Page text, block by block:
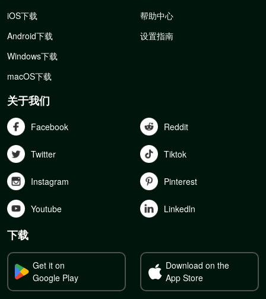
iOS下载
Android下载
Windows下载
macOS下载
帮助中心
设置指南
关于我们
Facebook Reddit
Twitter Tiktok
Instagram Pinterest
Youtube Linkedln
下载
Get it on
Google Play
Download on the
App Store